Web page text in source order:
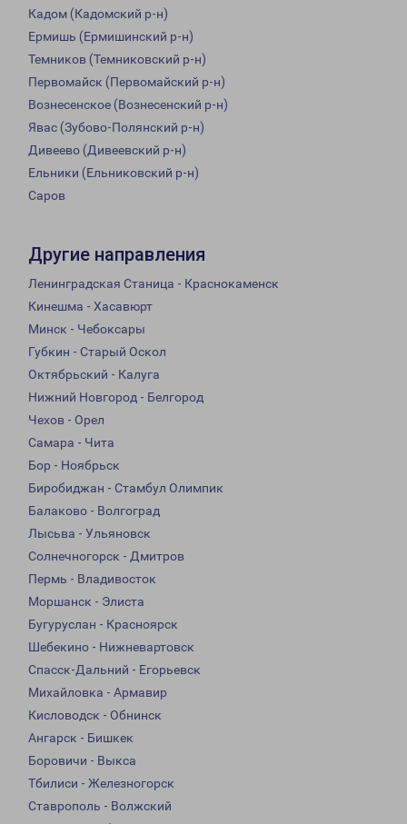
Кадом (Кадомский р-н)
Ермишь (Ермишинский р-н)
Темников (Темниковский р-н)
Первомайск (Первомайский р-н)
Вознесенское (Вознесенский р-н)
Явас (Зубово-Полянский р-н)
Дивеево (Дивеевский р-н)
Ельники (Ельниковский р-н)
Саров
Другие направления
Ленинградская Станица - Краснокаменск
Кинешма - Хасавюрт
Минск - Чебоксары
Губкин - Старый Оскол
Октябрьский - Калуга
Нижний Новгород - Белгород
Чехов - Орел
Самара - Чита
Бор - Ноябрьск
Биробиджан - Стамбул Олимпик
Балаково - Волгоград
Лысьва - Ульяновск
Солнечногорск - Дмитров
Пермь - Владивосток
Моршанск - Элиста
Бугуруслан - Красноярск
Шебекино - Нижневартовск
Спасск-Дальний - Егорьевск
Михайловка - Армавир
Кисловодск - Обнинск
Ангарск - Бишкек
Боровичи - Выкса
Тбилиси - Железногорск
Ставрополь - Волжский